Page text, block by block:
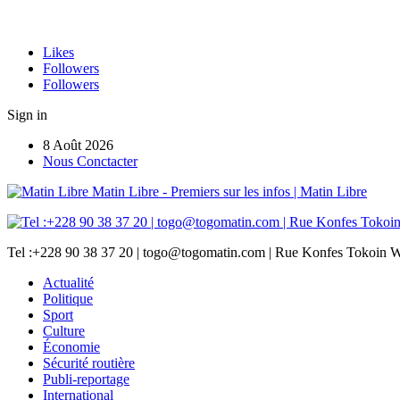
Likes
Followers
Followers
Sign in
8 Août 2026
Nous Conctacter
Matin Libre - Premiers sur les infos | Matin Libre
Tel :+228 90 38 37 20 | togo@togomatin.com | Rue Konfes Tokoin
Actualité
Politique
Sport
Culture
Économie
Sécurité routière
Publi-reportage
International